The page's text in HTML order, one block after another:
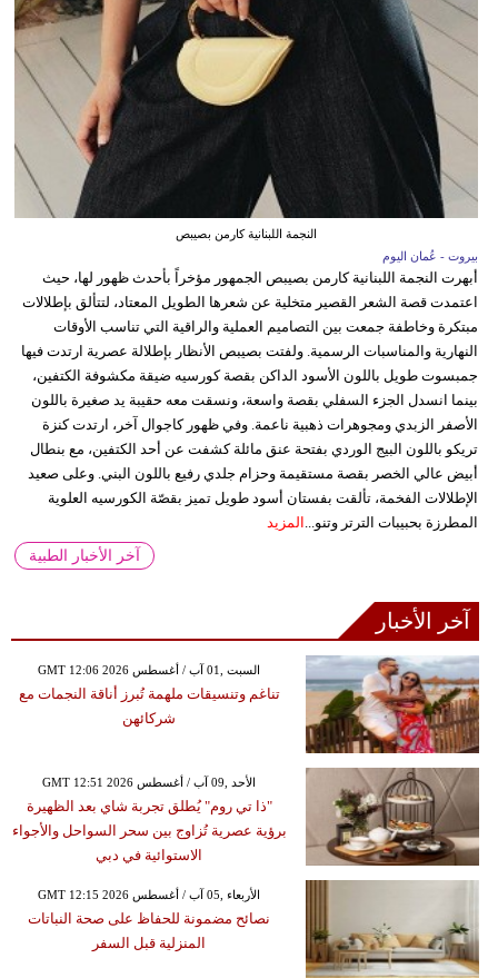
النجمة اللبنانية كارمن بصيبص
بيروت - عُمان اليوم
أبهرت النجمة اللبنانية كارمن بصيبص الجمهور مؤخراً بأحدث ظهور لها، حيث
اعتمدت قصة الشعر القصير متخلية عن شعرها الطويل المعتاد، لتتألق بإطلالات
مبتكرة وخاطفة جمعت بين التصاميم العملية والراقية التي تناسب الأوقات
النهارية والمناسبات الرسمية. ولفتت بصيبص الأنظار بإطلالة عصرية ارتدت فيها
جمبسوت طويل باللون الأسود الداكن بقصة كورسيه ضيقة مكشوفة الكتفين،
بينما انسدل الجزء السفلي بقصة واسعة، ونسقت معه حقيبة يد صغيرة باللون
الأصفر الزبدي ومجوهرات ذهبية ناعمة. وفي ظهور كاجوال آخر، ارتدت كنزة
تريكو باللون البيج الوردي بفتحة عنق مائلة كشفت عن أحد الكتفين، مع بنطال
أبيض عالي الخصر بقصة مستقيمة وحزام جلدي رفيع باللون البني. وعلى صعيد
الإطلالات الفخمة، تألقت بفستان أسود طويل تميز بقصّة الكورسيه العلوية
المطرزة بحبيبات الترتر وتنو...
المزيد
آخر الأخبار الطبية
آخر الأخبار
GMT 12:06 2026 السبت ,01 آب / أغسطس
تناغم وتنسيقات ملهمة تُبرز أناقة النجمات مع
شركائهن
GMT 12:51 2026 الأحد ,09 آب / أغسطس
"ذا تي روم" يُطلق تجربة شاي بعد الظهيرة
برؤية عصرية تُزاوج بين سحر السواحل والأجواء
الاستوائية في دبي
GMT 12:15 2026 الأربعاء ,05 آب / أغسطس
نصائح مضمونة للحفاظ على صحة النباتات
المنزلية قبل السفر